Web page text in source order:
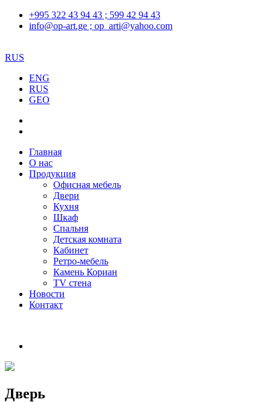
+995 322 43 94 43 ; 599 42 94 43
info@op-art.ge ; op_arti@yahoo.com
RUS
ENG
RUS
GEO
Главная
О нас
Продукция
Офисная мебель
Двери
Кухня
Шкаф
Спальня
Детская комната
Кабинет
Ретро-мебель
Камень Кориан
TV стена
Новости
Контакт
Дверь